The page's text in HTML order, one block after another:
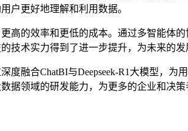
户更好地理解和利用数据。
的效率和更低的成本。通过多智能体的
技术实力得到了进一步提升，为未来的发
融合ChatBI与Deepseek-R1大模型，为
据领域的研发能力，为更多的企业和决策